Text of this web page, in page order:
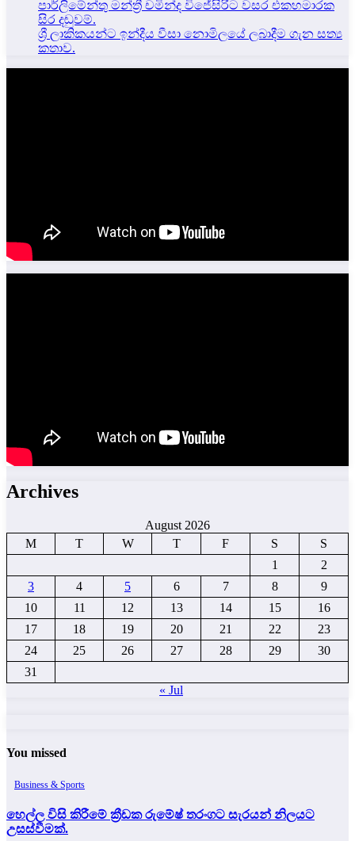
පාර්ලිමේන්තු මන්ත්‍රී චමින්ද විජේසිරිට වසර එකහමාරක
සිර දඬුවම්.
ශ්‍රී ලාකිකයන්ට ඉන්දීය වීසා නොමිලයේ ලබාදීම ගැන සත්‍ය
කතාව.
Archives
August 2026
M
T W T F S
S
1
2
3
4 5 6 7 8
9
10
11 12 13 14 15
16
17
18 19 20 21 22
23
24
25 26 27 28 29
30
31
« Jul
You missed
Business & Sports
හෙල්ල විසි කිරීමේ ක්‍රීඩක රුමේෂ් තරංගට සැරයන් නිලයට
උසස්වීමක්.